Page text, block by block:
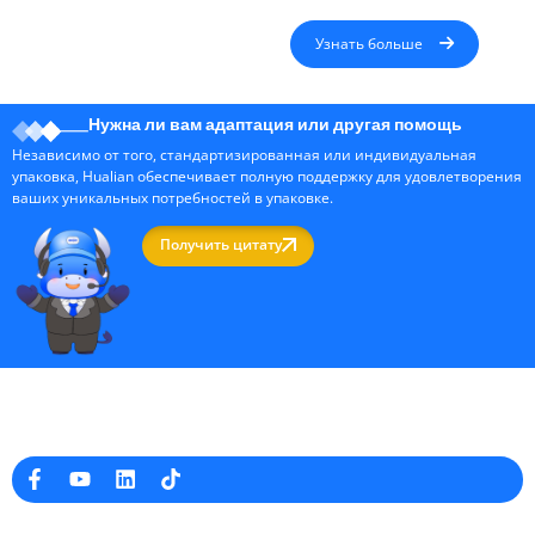
Узнать больше
Нужна ли вам адаптация или другая помощь
Независимо от того, стандартизированная или индивидуальная
упаковка, Hualian обеспечивает полную поддержку для удовлетворения
ваших уникальных потребностей в упаковке.
Получить цитату
Информация о компании